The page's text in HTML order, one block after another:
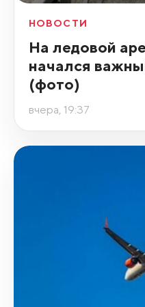
НОВОСТИ
На ледовой
начался
(фото)
вчера, 19:37